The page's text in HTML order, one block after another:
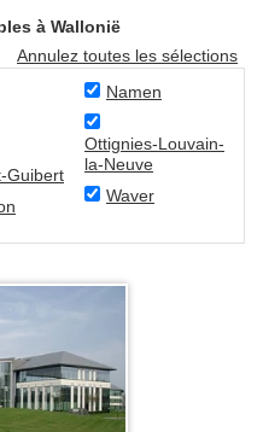
à Wallonië
Annulez toutes les sélections
Guibert
Namen
Ottignies-Louvain-
la-Neuve
Waver